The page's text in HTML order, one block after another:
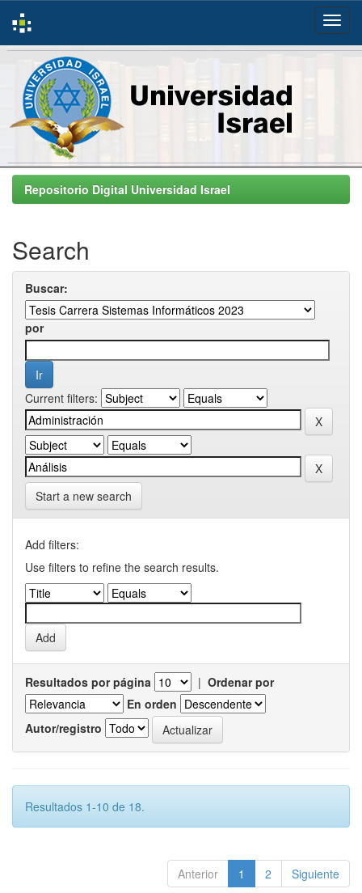
Skip
navigationRepositorio Digital Universidad Israel
Search
Buscar:
por
Current filters:
Start a new search
Add filters:
Use filters to refine the search results.
Resultados por página | Ordenar por
En orden
Autor/registro
Resultados 1-10 de 18.
Anterior 1 2 Siguiente